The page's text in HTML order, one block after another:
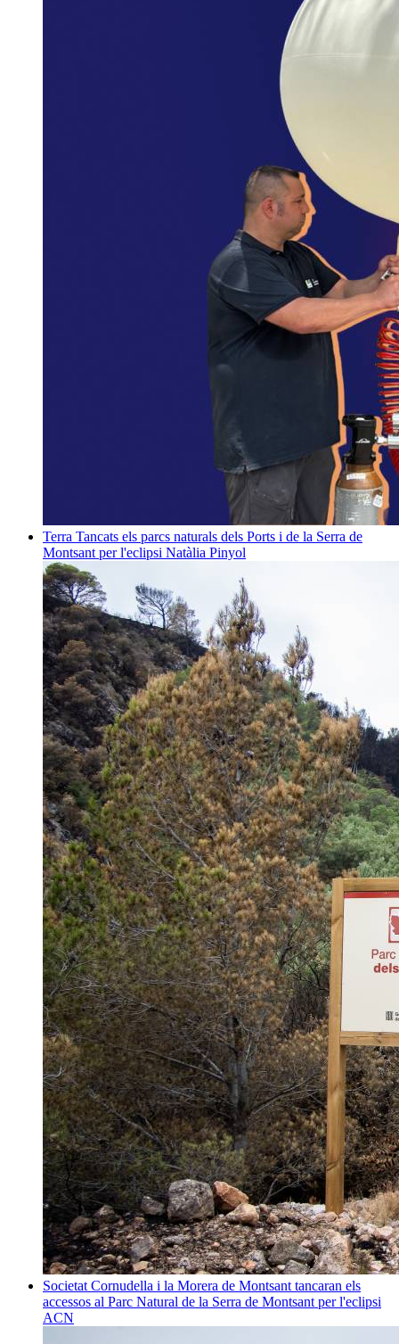
Terra Tancats els parcs naturals dels Ports i de la Serra de
Montsant per l'eclipsi Natàlia Pinyol
Societat Cornudella i la Morera de Montsant tancaran els
accessos al Parc Natural de la Serra de Montsant per l'eclipsi
ACN